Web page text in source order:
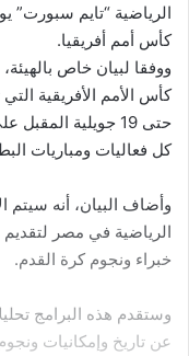
الرياضية “تايم سبورت”
كأس أمم أفريقيا.
ووفقا لبيان خاص
حتى 19 جويلية
كل فعاليات ومباريات
وأضاف البيان، أنه سيتم
الرياضية في مصر
خبراء ونجوم كرة القدم.
وستقدم هذه البرامج
عن تاريخ وإمكانيات